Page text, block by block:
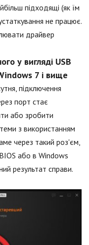
підходящі (як їм
не працює.
драйвер
у вигляді USB
7 і вище
підключення
порт стає
або зробити
з використанням
через такий роз'єм,
або в Windows
результат справи.